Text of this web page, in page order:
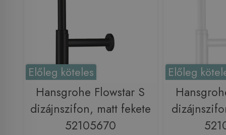
Előleg köteles
Hansgrohe Flowstar S
dizájnszifon, matt fekete
52105670
Előleg